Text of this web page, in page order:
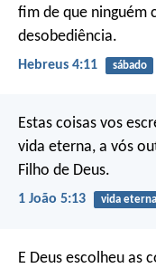
fim de que ninguém
desobediência.
Hebreus 4:11 sábado
Estas coisas vos
vida eterna, a vós
Filho de Deus.
1 João 5:13 vida eterna
E Deus escolheu as